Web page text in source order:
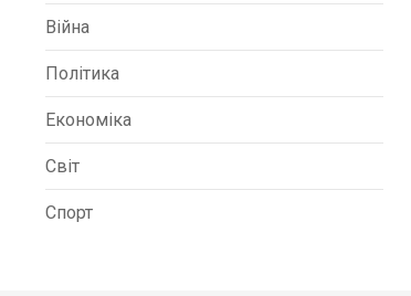
Війна
Політика
Економіка
Світ
Спорт